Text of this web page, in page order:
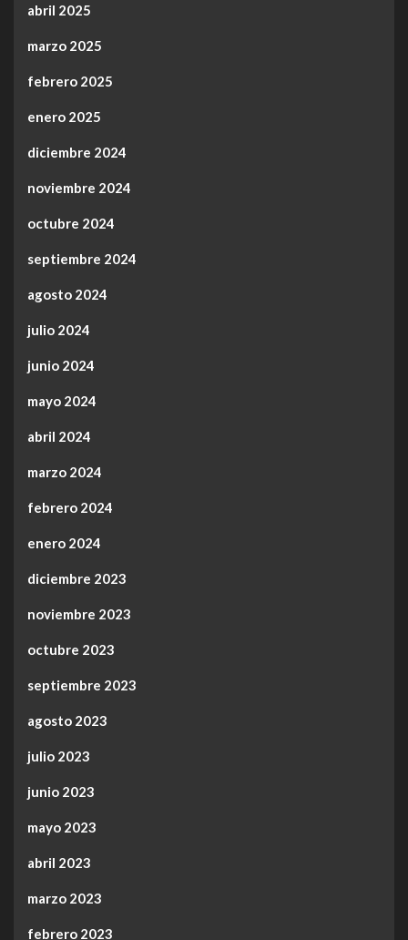
abril 2025
marzo 2025
febrero 2025
enero 2025
diciembre 2024
noviembre 2024
octubre 2024
septiembre 2024
agosto 2024
julio 2024
junio 2024
mayo 2024
abril 2024
marzo 2024
febrero 2024
enero 2024
diciembre 2023
noviembre 2023
octubre 2023
septiembre 2023
agosto 2023
julio 2023
junio 2023
mayo 2023
abril 2023
marzo 2023
febrero 2023